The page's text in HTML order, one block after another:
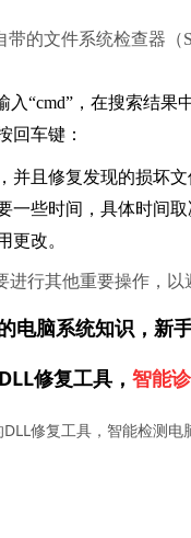
的文件系统检查器（
“cmd”，在搜索结果
回车键：
且修复发现的损坏文
些时间，具体时间取
更改。
行其他重要操作，以
脑系统知识，新
修复工具， 智能
DLL修复工具，智能检测电